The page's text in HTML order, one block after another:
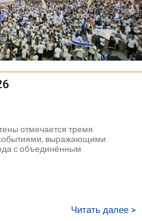
отмечается тремя
выражающими
с объединённым
Читать далее >